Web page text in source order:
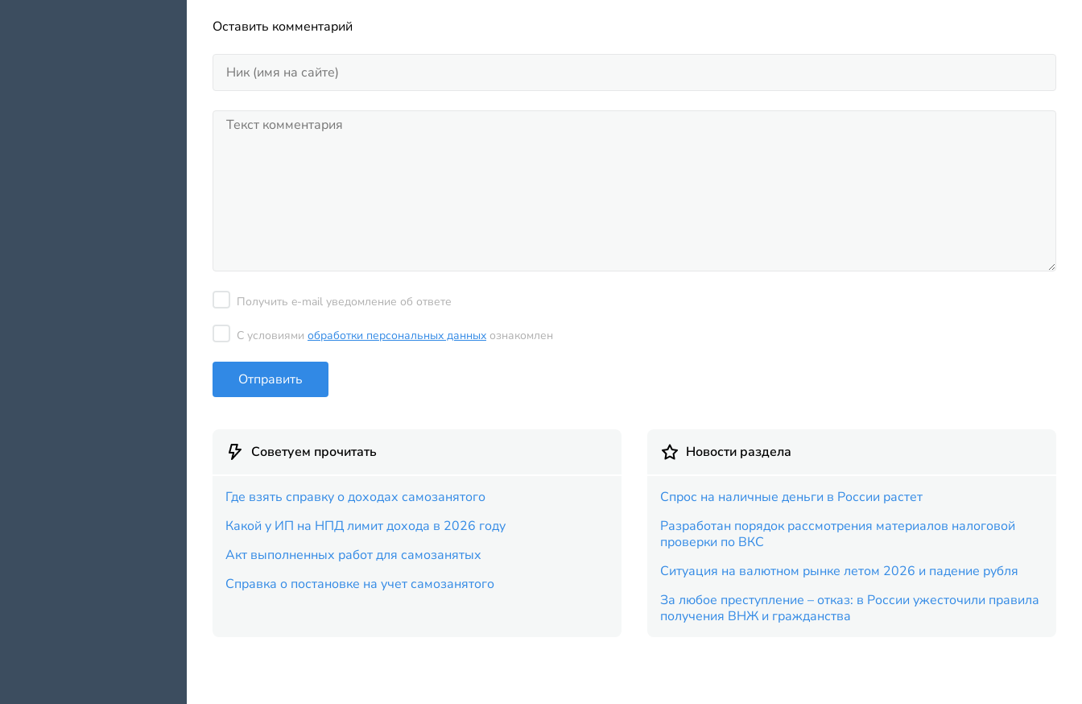
Оставить комментарий
Получить e-mail уведомление об ответе
С условиями обработки персональных данных ознакомлен
Отправить
Советуем прочитать
Где взять справку о доходах самозанятого
Какой у ИП на НПД лимит дохода в 2026 году
Акт выполненных работ для самозанятых
Справка о постановке на учет самозанятого
Новости раздела
Спрос на наличные деньги в России растет
Разработан порядок рассмотрения материалов налоговой
проверки по ВКС
Ситуация на валютном рынке летом 2026 и падение рубля
За любое преступление – отказ: в России ужесточили правила
получения ВНЖ и гражданства